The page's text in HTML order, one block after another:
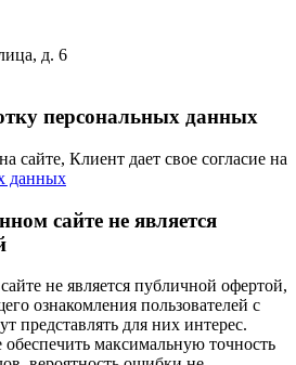
д. 6
персональных данных
сайте, Клиент дает свое согласие на
данных
сайте не является
не является публичной офертой,
ознакомления пользователей с
представлять для них интерес.
максимальную точность